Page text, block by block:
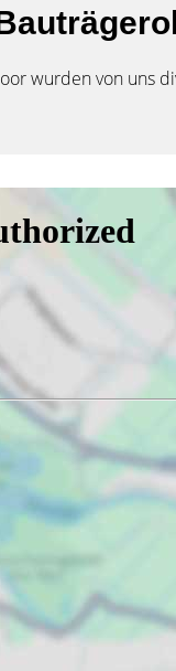
wurden von uns